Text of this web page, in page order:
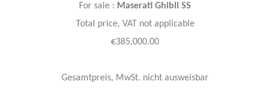
For sale : Maserati Ghibli SS
Total price, VAT not applicable
€385,000.00
Gesamtpreis, MwSt. nicht ausweisbar